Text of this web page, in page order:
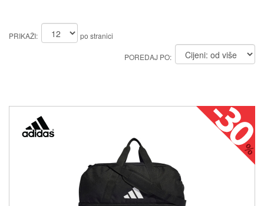
PRIKAŽI: po stranici
POREDAJ PO: